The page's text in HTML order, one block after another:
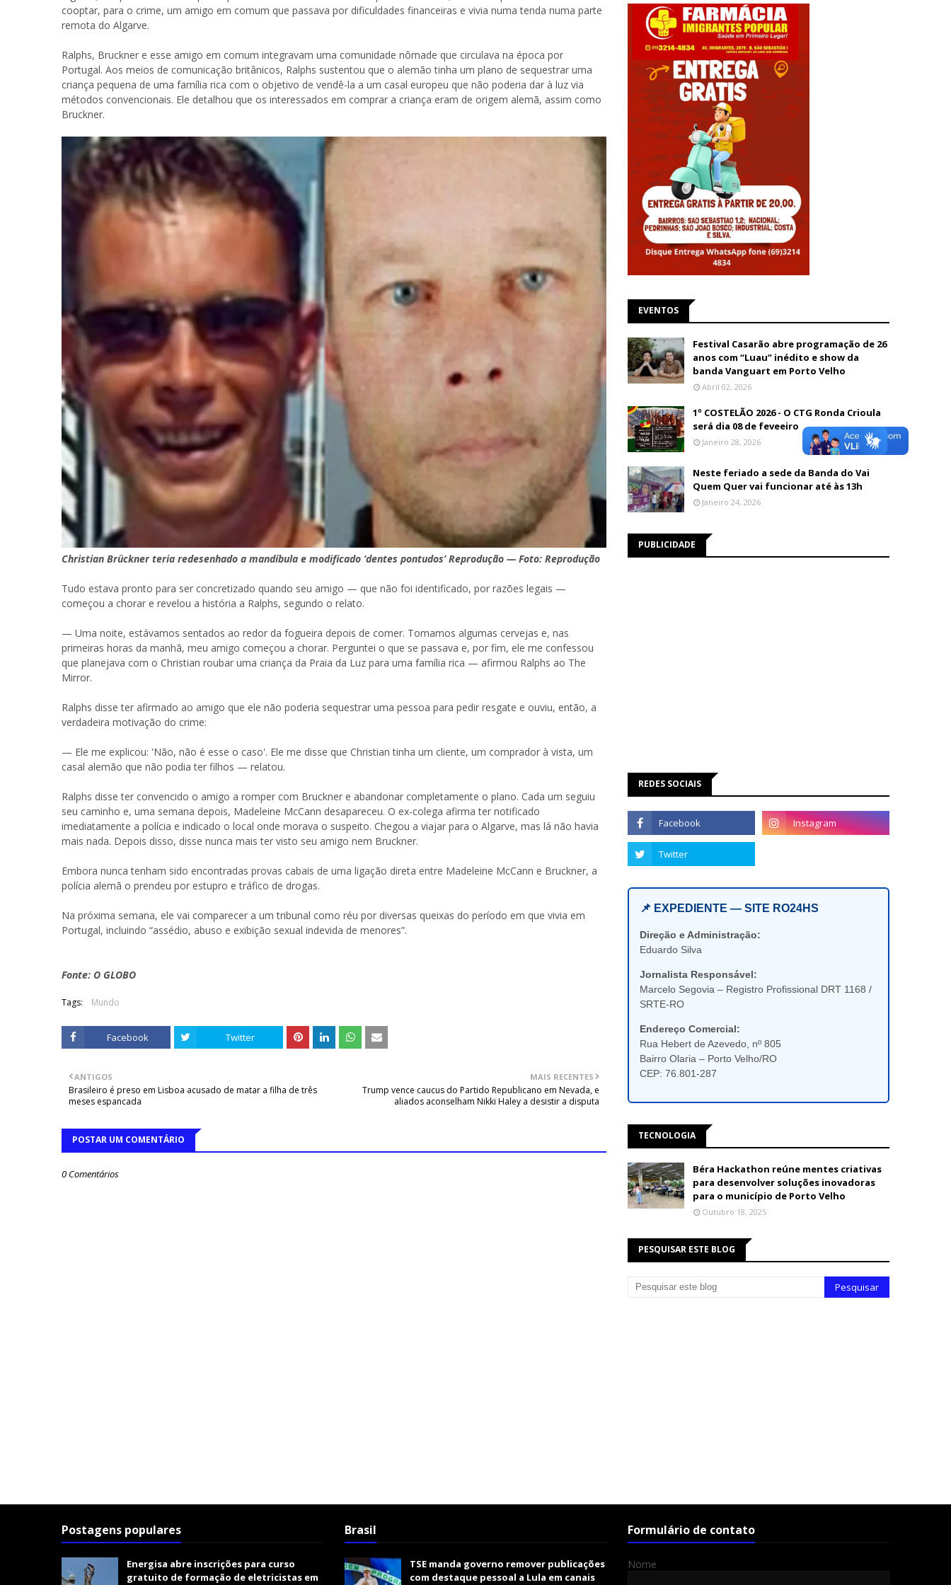
cooptar, para o crime, um amigo em comum que passava por dificuldades financeiras e vivia numa tenda numa parte
remota do Algarve.
Ralphs, Bruckner e esse amigo em comum integravam uma comunidade nômade que circulava na época por
Portugal. Aos meios de comunicação britânicos, Ralphs sustentou que o alemão tinha um plano de sequestrar uma
criança pequena de uma família rica com o objetivo de vendê-la a um casal europeu que não poderia dar à luz via
métodos convencionais. Ele detalhou que os interessados em comprar a criança eram de origem alemã, assim como
Bruckner.
Christian Brückner teria redesenhado a mandíbula e modificado ‘dentes pontudos’ Reprodução — Foto: Reprodução
Tudo estava pronto para ser concretizado quando seu amigo — que não foi identificado, por razões legais —
começou a chorar e revelou a história a Ralphs, segundo o relato.
— Uma noite, estávamos sentados ao redor da fogueira depois de comer. Tomamos algumas cervejas e, nas
primeiras horas da manhã, meu amigo começou a chorar. Perguntei o que se passava e, por fim, ele me confessou
que planejava com o Christian roubar uma criança da Praia da Luz para uma família rica — afirmou Ralphs ao The
Mirror.
Ralphs disse ter afirmado ao amigo que ele não poderia sequestrar uma pessoa para pedir resgate e ouviu, então, a
verdadeira motivação do crime:
— Ele me explicou: 'Não, não é esse o caso'. Ele me disse que Christian tinha um cliente, um comprador à vista, um
casal alemão que não podia ter filhos — relatou.
Ralphs disse ter convencido o amigo a romper com Bruckner e abandonar completamente o plano. Cada um seguiu
seu caminho e, uma semana depois, Madeleine McCann desapareceu. O ex-colega afirma ter notificado
imediatamente a polícia e indicado o local onde morava o suspeito. Chegou a viajar para o Algarve, mas lá não havia
mais nada. Depois disso, disse nunca mais ter visto seu amigo nem Bruckner.
Embora nunca tenham sido encontradas provas cabais ​​de uma ligação direta entre Madeleine McCann e Bruckner, a
polícia alemã o prendeu por estupro e tráfico de drogas.
Na próxima semana, ele vai comparecer a um tribunal como réu por diversas queixas do período em que vivia em
Portugal, incluindo “assédio, abuso e exibição sexual indevida de menores”.
Fonte: O GLOBO
Tags: Mundo
Facebook Twitter
MAIS RECENTES
Trump vence caucus do Partido Republicano em Nevada, e
aliados aconselham Nikki Haley a desistir a disputa
ANTIGOS
Brasileiro é preso em Lisboa acusado de matar a filha de três
meses espancada
POSTAR UM COMENTÁRIO
0 Comentários
EVENTOS
Festival Casarão abre programação de 26
anos com “Luau” inédito e show da
banda Vanguart em Porto Velho
Abril 02, 2026
1º COSTELÃO 2026 - O CTG Ronda Crioula
será dia 08 de feveeiro
Janeiro 28, 2026
Neste feriado a sede da Banda do Vai
Quem Quer vai funcionar até às 13h
Janeiro 24, 2026
PUBLICIDADE
REDES SOCIAIS
📌 EXPEDIENTE — SITE RO24HS
Direção e Administração:
Eduardo Silva
Jornalista Responsável:
Marcelo Segovia – Registro Profissional DRT 1168 /
SRTE-RO
Endereço Comercial:
Rua Hebert de Azevedo, nº 805
Bairro Olaria – Porto Velho/RO
CEP: 76.801-287
TECNOLOGIA
Béra Hackathon reúne mentes criativas
para desenvolver soluções inovadoras
para o município de Porto Velho
Outubro 18, 2025
PESQUISAR ESTE BLOG
Postagens populares
Energisa abre inscrições para curso
gratuito de formação de eletricistas em
Brasil
TSE manda governo remover publicações
com destaque pessoal a Lula em canais
Formulário de contato
Nome